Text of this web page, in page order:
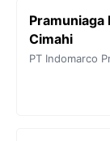
Pramuniaga
Cimahi
PT Indomarco